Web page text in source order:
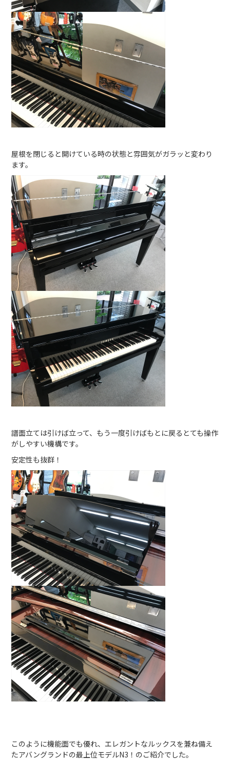
屋根を閉じると開けている時の状態と雰囲気がガラッと変わり
ます。
譜面立ては引けば立って、もう一度引けばもとに戻るとても操作
がしやすい機構です。
安定性も抜群！
このように機能面でも優れ、エレガントなルックスを兼ね備え
たアバングランドの最上位モデルN3！のご紹介でした。